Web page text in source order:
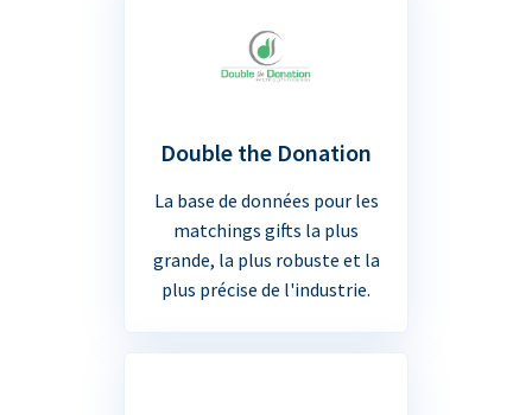
Double the Donation
La base de données pour les
matchings gifts la plus
grande, la plus robuste et la
plus précise de l'industrie.